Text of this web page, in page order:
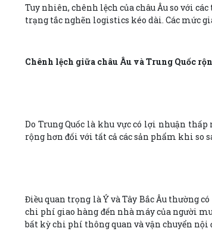
Tuy nhiên, chênh lệch của châu Âu so với
trạng tắc nghẽn logistics kéo dài. Các mức
Chênh lệch giữa châu Âu và Trung Quốc
Do Trung Quốc là khu vực có lợi nhuận thấp
rộng hơn đối với tất cả các sản phẩm khi so
Điều quan trọng là Ý và Tây Bắc Âu thường
chi phí giao hàng đến nhà máy của người
bất kỳ chi phí thông quan và vận chuyển nội